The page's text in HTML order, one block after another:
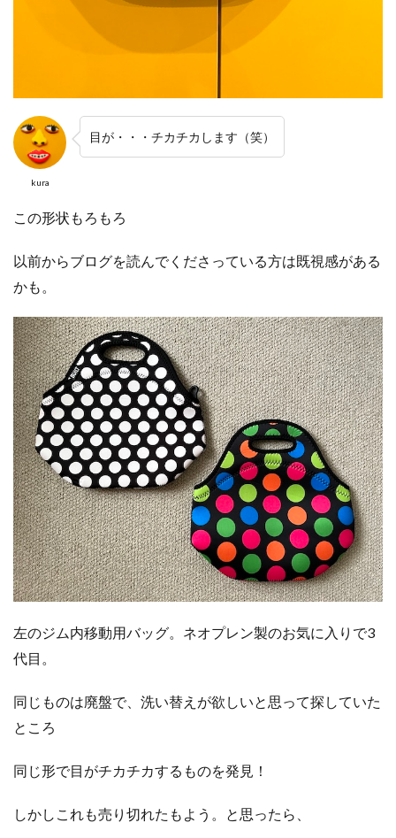
kura
目が・・・チカチカします（笑）
この形状もろもろ
以前からブログを読んでくださっている方は既視感がある
かも。
左のジム内移動用バッグ。ネオプレン製のお気に入りで3
代目。
同じものは廃盤で、洗い替えが欲しいと思って探していた
ところ
同じ形で目がチカチカするものを発見！
しかしこれも売り切れたもよう。と思ったら、